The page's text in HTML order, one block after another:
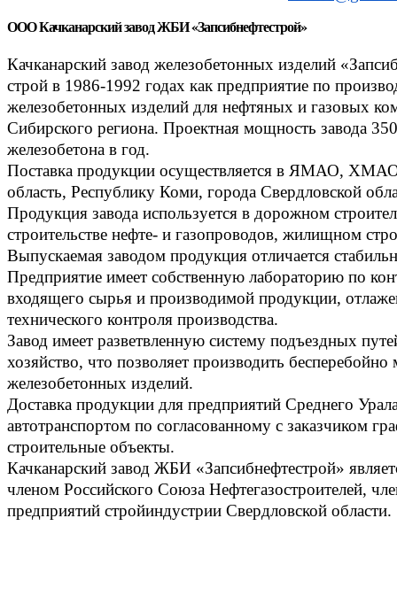
ООО Качканарский завод ЖБИ «Запсибнефтестрой»
Качканарский завод железобетонных изделий
строй в 1986-1992 годах как предприятие по
железобетонных изделий для нефтяных и газовых
Сибирского региона. Проектная мощность завода
железобетона в год.
Поставка продукции осуществляется в ЯМАО,
область, Республику Коми, города Свердловской
Продукция завода используется в дорожном
строительстве нефте- и газопроводов, жилищном
Выпускаемая заводом продукция отличается
Предприятие имеет собственную лабораторию по
входящего сырья и производимой продукции,
технического контроля производства.
Завод имеет разветвленную систему подъездных
хозяйство, что позволяет производить бесперебойно
железобетонных изделий.
Доставка продукции для предприятий Среднего
автотранспортом по согласованному с заказчиком
строительные объекты.
Качканарский завод ЖБИ «Запсибнефтестрой»
членом Российского Союза Нефтегазостроителей,
предприятий стройиндустрии Свердловской области.